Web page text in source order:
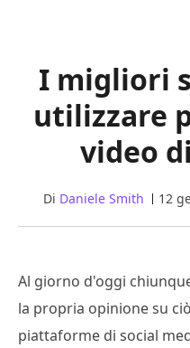
I migliori
utilizzare
video
Di Daniele Smith 12
Al giorno d'oggi
la propria opinione su
piattaforme di social